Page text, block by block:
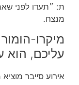
ת: ״תעדו לפני
מנצח.
מיקרו-
עליכם, הוא
אירוע סייבר